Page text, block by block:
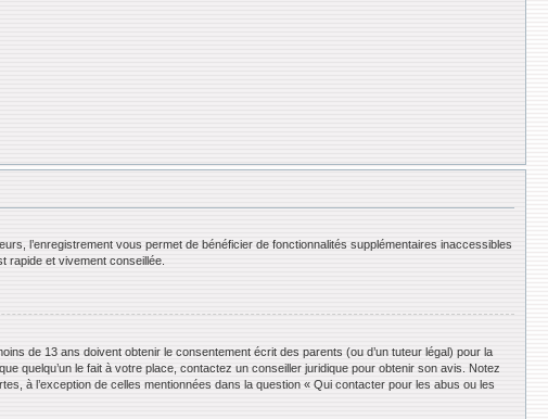
l’enregistrement vous permet de bénéficier de fonctionnalités supplémentaires inaccessibles
rapide et vivement conseillée.
de 13 ans doivent obtenir le consentement écrit des parents (ou d’un tuteur légal) pour la
quelqu’un le fait à votre place, contactez un conseiller juridique pour obtenir son avis. Notez
à l’exception de celles mentionnées dans la question « Qui contacter pour les abus ou les